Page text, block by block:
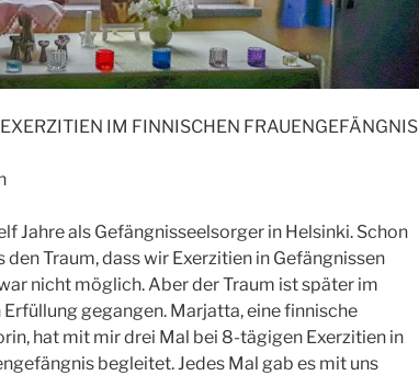
IM FINNISCHEN FRAUENGEFÄNGNIS
Jahre als Gefängnisseelsorger in Helsinki. Schon
den Traum, dass wir Exerzitien in Gefängnissen
nicht möglich. Aber der Traum ist später im
gegangen. Marjatta, eine finnische
hat mit mir drei Mal bei 8-tägigen Exerzitien in
begleitet. Jedes Mal gab es mit uns